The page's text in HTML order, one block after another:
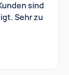
sind
Sehr zu